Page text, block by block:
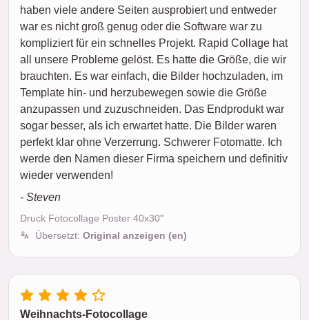
haben viele andere Seiten ausprobiert und entweder
war es nicht groß genug oder die Software war zu
kompliziert für ein schnelles Projekt. Rapid Collage hat
all unsere Probleme gelöst. Es hatte die Größe, die wir
brauchten. Es war einfach, die Bilder hochzuladen, im
Template hin- und herzubewegen sowie die Größe
anzupassen und zuzuschneiden. Das Endprodukt war
sogar besser, als ich erwartet hatte. Die Bilder waren
perfekt klar ohne Verzerrung. Schwerer Fotomatte. Ich
werde den Namen dieser Firma speichern und definitiv
wieder verwenden!
- Steven
Druck Fotocollage Poster 40x30"
Übersetzt: Original anzeigen (en)
Weihnachts-Fotocollage